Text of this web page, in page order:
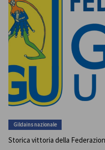
Gildains nazionale
Storica vittoria della